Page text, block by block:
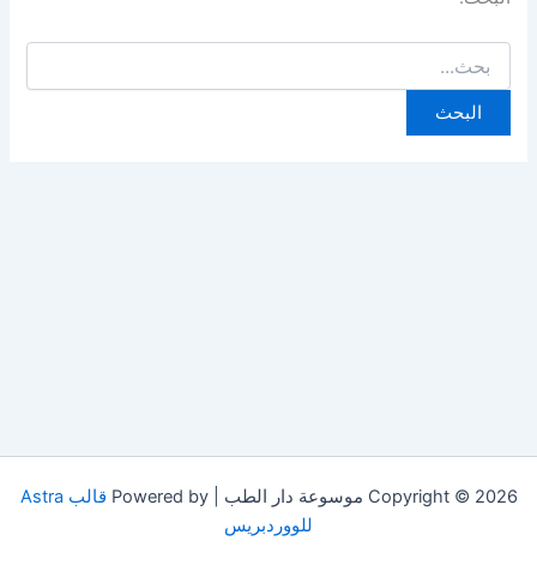
عن:
Copyright © 2026 موسوعة دار الطب | Powered by
قالب Astra
للووردبريس